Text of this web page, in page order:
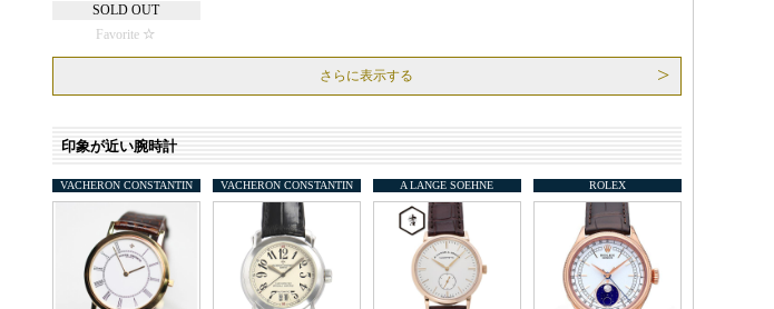
SOLD OUT
Favorite
さらに表示する
印象が近い腕時計
VACHERON CONSTANTIN VACHERON CONSTANTIN A LANGE SOEHNE ROLEX